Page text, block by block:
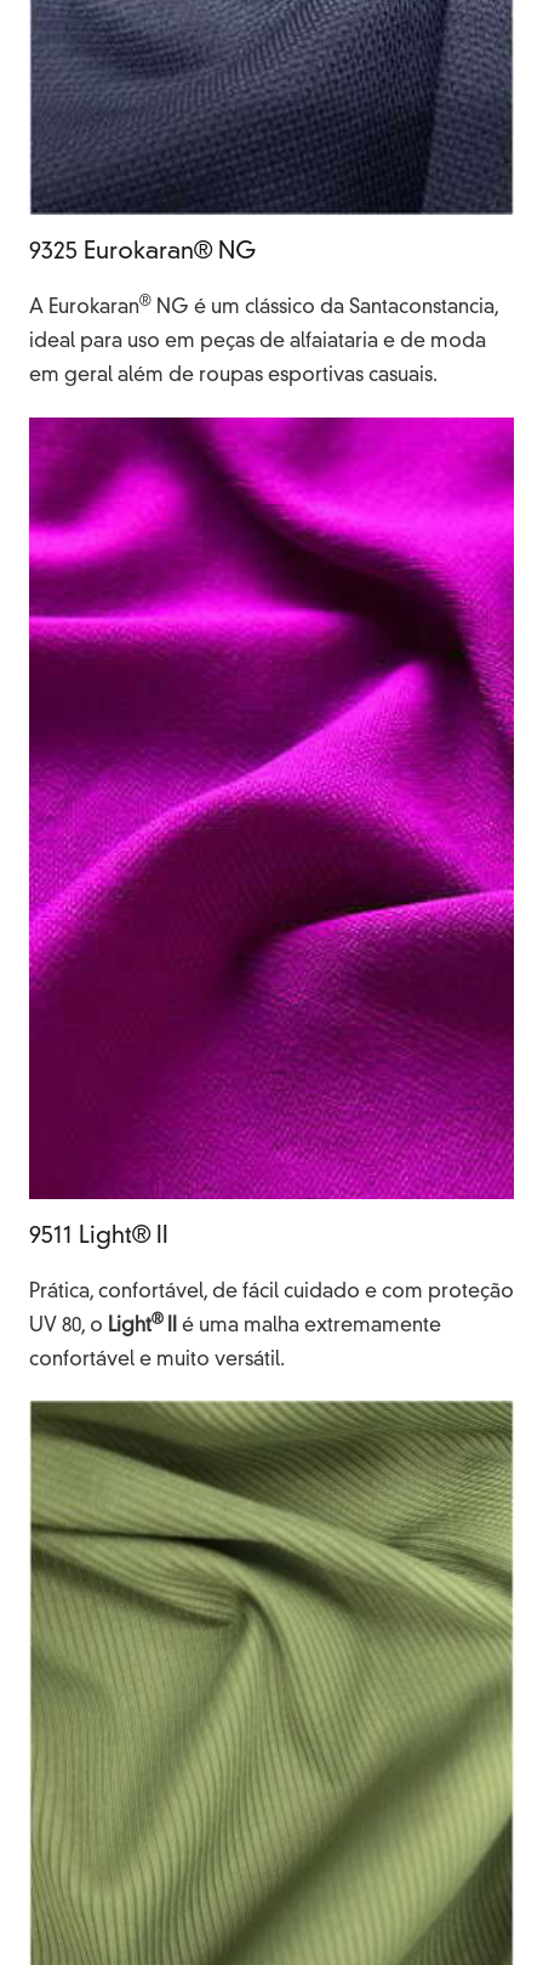
9325 Eurokaran® NG
A Eurokaran® NG é um clássico da Santaconstancia,
ideal para uso em peças de alfaiataria e de moda
em geral além de roupas esportivas casuais.
9511 Light® II
Prática, confortável, de fácil cuidado e com proteção
UV 80, o Light®
é uma malha extremamente
confortável e muito versátil.